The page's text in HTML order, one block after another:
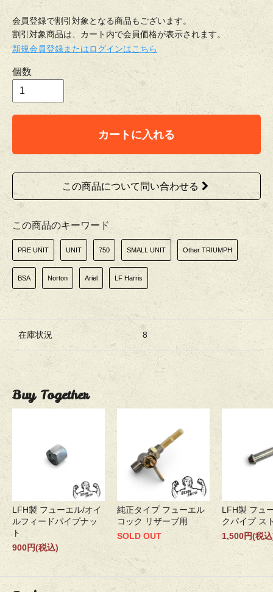
会員登録で割引対象となる商品もございます。
割引対象商品は、カート内で会員価格が表示されます。
新規会員登録またはログインはこちら
個数
カートに入れる
この商品について問い合わせる
この商品のキーワード
PRE UNIT UNIT 750 SMALL UNIT Other TRIUMPH
BSA Norton Ariel LF Harris
在庫状況 8
Buy Together
LFH製 フューエル/オイ
ルフィードパイプナッ
ト
900円(税込)
純正タイプ フューエル
コック リザーブ用
SOLD OUT
LFH製 フュ
クパイプ ス
1,500円(税